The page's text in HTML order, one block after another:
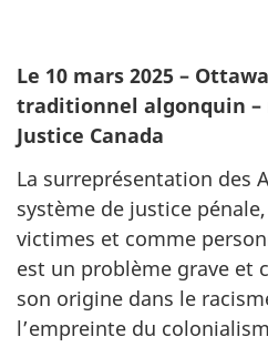
Le 10 mars 2025 –
traditionnel algonquin –
Justice Canada
La surreprésentation des
système de justice
victimes et comme
est un problème grave et
son origine dans le
l’empreinte du